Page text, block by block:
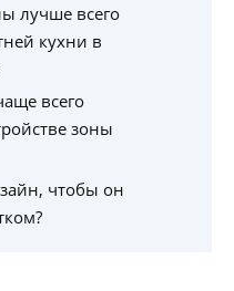
лучше всего
кухни в
всего
зоны
чтобы он